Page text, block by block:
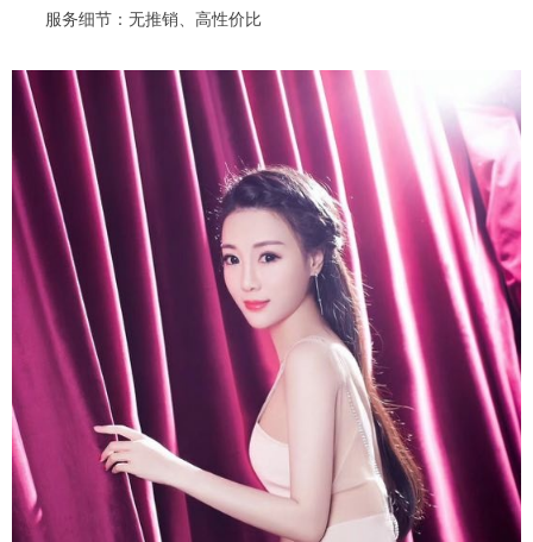
服务细节：无推销、高性价比